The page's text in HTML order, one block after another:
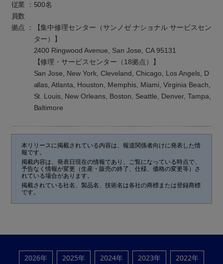
従業
員数
： 500名
拠点 ：
【集中修理センター（サンノゼ ナショナル サービスセン
ター）】
2400 Ringwood Avenue, San Jose, CA 95131
【修理・サービスセンター（18拠点）】
San Jose, New York, Cleveland, Chicago, Los Angels, D
allas, Atlanta, Houston, Memphis, Miami, Virginia Beach,
St. Louis, New Orleans, Boston, Seattle, Denver, Tampa,
Baltimore
本リリースに掲載されている内容は、報道関係者向けに発表した情
報です。
掲載内容は、発表日現在の情報であり、ご覧になっている時点で、
予告なく情報が変更（生産・販売の終了、仕様、価格の変更等）さ
れている場合があります。
掲載されている社名、製品名、技術名は各社の商標または登録商標
です。
2026年 2025年 2024年 2023年
2022年